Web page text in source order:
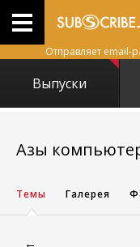
Отправляет email-
Выпуски
Азы
Темы Галерея
←